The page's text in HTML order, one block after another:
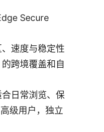
Secure
速度与稳定性
跨境覆盖和自
日常浏览、保
级用户，独立